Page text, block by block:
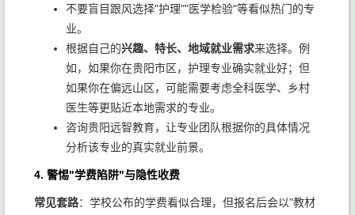
不要盲目跟风选择"护理""医学检验"等看似热门的专
业。
根据自己的兴趣、特长、地域就业需求来选择。例
如，如果你在贵阳市区，护理专业确实就业好；但
如果你在偏远山区，可能需要考虑全科医学、乡村
医生等更贴近本地需求的专业。
咨询贵阳远智教育，让专业团队根据你的具体情况
分析该专业的真实就业前景。
4. 警惕"学费陷阱"与隐性收费
常见套路：学校公布的学费看似合理，但报名后会以"教材